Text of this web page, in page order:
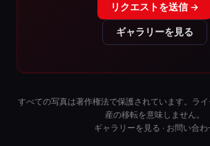
リクエストを送信 →
ギャラリーを見る
すべての写真は著作権法で保護されています。ラ
産の移転を意味しません。
ギャラリーを見る · お問い合わ